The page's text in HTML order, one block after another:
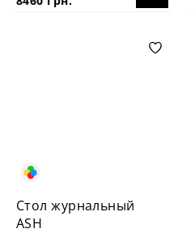
Стол журнальный
ASH